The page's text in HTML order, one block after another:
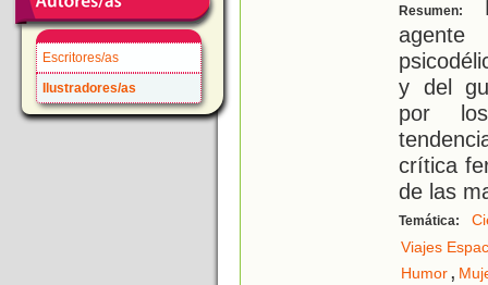
Escritores/as
Ilustradores/as
Resumen:
y del
por
crítica
de las
Temática:
Viajes
Humor,